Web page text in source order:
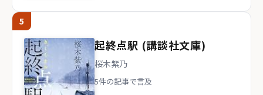
5
起終点駅 (講談社文庫)
桜木紫乃
5件の記事で言及